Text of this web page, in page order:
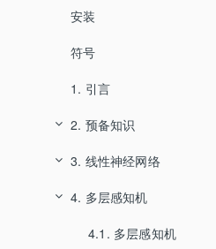
安装
符号
1. 引言
2. 预备知识
2.1. 数据操作
2.2. 数据预处理
2.3. 线性代数
3. 线性神经网络
3.1. 线性回归
4. 多层感知机
4.1. 多层感知机